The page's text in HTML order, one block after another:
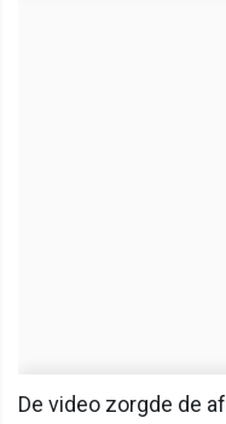
De video zorgde de